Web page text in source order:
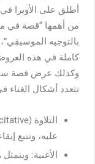
أطلق على الأوبرا
من أهمها “قصة في
بالتوجيه
كاملة في هذه
وكذلك عرض قصة
تتعدد أشكال الغناء
عليه، وتتبع
الأغنية: